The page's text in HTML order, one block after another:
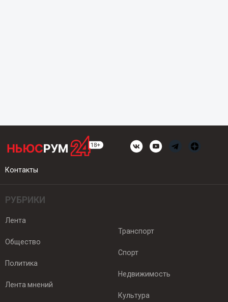
Контакты
РУБРИКИ
Лента
Общество
Политика
Лента мнений
Транспорт
Спорт
Недвижимость
Культура